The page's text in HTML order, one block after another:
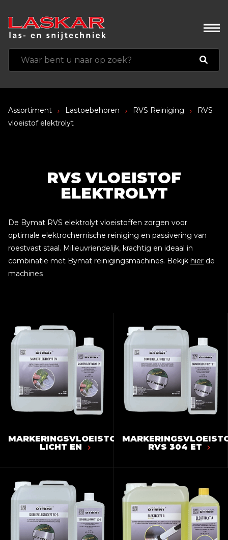
Assortiment Lastoebehoren RVS Reiniging
RVS
vloeistof elektrolyt
RVS VLOEISTOF
ELEKTROLYT
De Bymat RVS elektrolyt vloeistoffen zorgen voor
optimale elektrochemische reiniging en passivering van
roestvast staal. Milieuvriendelijk, krachtig en ideaal in
combinatie met Bymat reinigingsmachines. Bekijk hier de
machines
MARKERINGSVLOEISTOF
LICHT EN
RVS 304 ET